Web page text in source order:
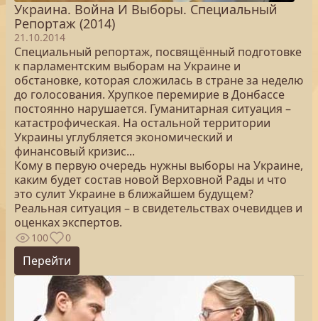
Украина. Война И Выборы. Специальный
Репортаж (2014)
21.10.2014
Специальный репортаж, посвящённый подготовке
к парламентским выборам на Украине и
обстановке, которая сложилась в стране за неделю
до голосования. Хрупкое перемирие в Донбассе
постоянно нарушается. Гуманитарная ситуация –
катастрофическая. На остальной территории
Украины углубляется экономический и
финансовый кризис...
Кому в первую очередь нужны выборы на Украине,
каким будет состав новой Верховной Рады и что
это сулит Украине в ближайшем будущем?
Реальная ситуация – в свидетельствах очевидцев и
оценках экспертов.
100 0
Перейти